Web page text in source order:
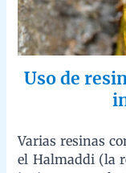
asociación con el
de
regulado